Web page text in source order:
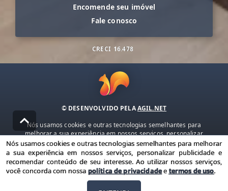
Encomende seu imóvel
Fale conosco
CRECI 16.478
© DESENVOLVIDO PELAAGIL.NET
Nós usamos cookies e outras tecnologias semelhantes para
melhorar a sua experiência em nossos serviços, personalizar
publicidade e recomendar conteúdo de seu interesse. Ao utilizar
nossos serviços, você concorda com nossa política de privacidade e
termos de uso.
Política de Privacidade Termos de uso
Nós usamos cookies e outras tecnologias semelhantes para melhorar
a sua experiência em nossos serviços, personalizar publicidade e
recomendar conteúdo de seu interesse. Ao utilizar nossos serviços,
você concorda com nossa política de privacidadeetermos de uso.